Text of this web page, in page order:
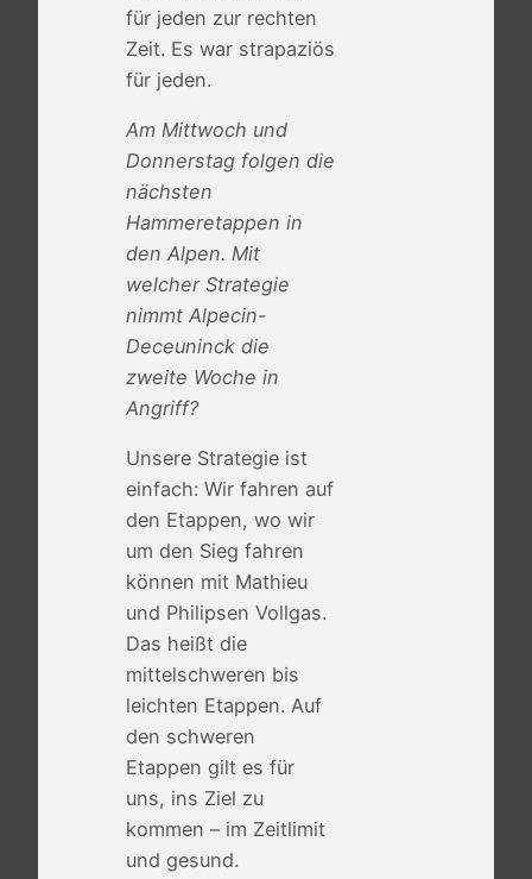
für jeden zur rechten
Zeit. Es war strapaziös
für jeden.
Am Mittwoch und
Donnerstag folgen die
nächsten
Hammeretappen in
den Alpen. Mit
welcher Strategie
nimmt Alpecin-
Deceuninck die
zweite Woche in
Angriff?
Unsere Strategie ist
einfach: Wir fahren auf
den Etappen, wo wir
um den Sieg fahren
können mit Mathieu
und Philipsen Vollgas.
Das heißt die
mittelschweren bis
leichten Etappen. Auf
den schweren
Etappen gilt es für
uns, ins Ziel zu
kommen – im Zeitlimit
und gesund.